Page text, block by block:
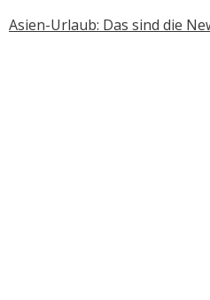
Asien-Urlaub: Das sind die